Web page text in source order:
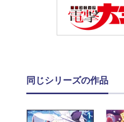
同じシリーズの作品